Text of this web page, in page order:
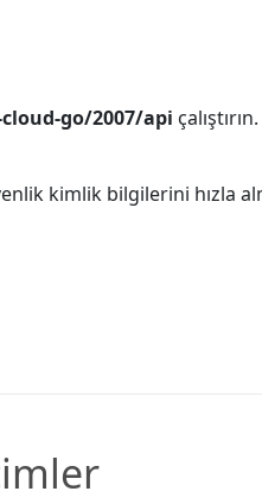
go/2007/api çalıştırın.
kimlik bilgilerini hızla